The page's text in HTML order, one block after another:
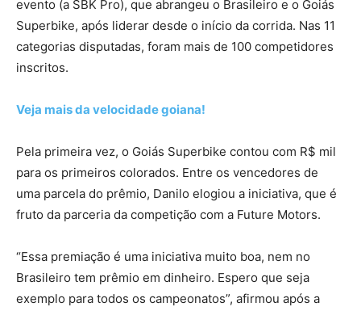
evento (a SBK Pro), que abrangeu o Brasileiro e o Goiás
Superbike, após liderar desde o início da corrida. Nas 11
categorias disputadas, foram mais de 100 competidores
inscritos.
Veja mais da velocidade goiana!
Pela primeira vez, o Goiás Superbike contou com R$ mil
para os primeiros colorados. Entre os vencedores de
uma parcela do prêmio, Danilo elogiou a iniciativa, que é
fruto da parceria da competição com a Future Motors.
“Essa premiação é uma iniciativa muito boa, nem no
Brasileiro tem prêmio em dinheiro. Espero que seja
exemplo para todos os campeonatos”, afirmou após a